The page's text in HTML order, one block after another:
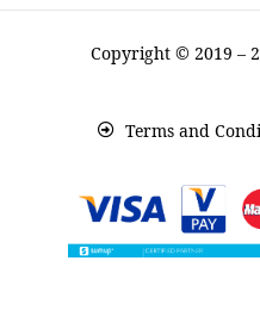
Copyright © 2019 –
Terms and